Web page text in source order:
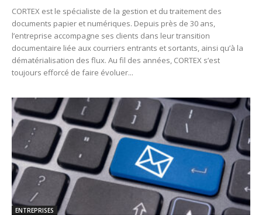
CORTEX est le spécialiste de la gestion et du traitement des
documents papier et numériques. Depuis près de 30 ans,
l’entreprise accompagne ses clients dans leur transition
documentaire liée aux courriers entrants et sortants, ainsi qu’à la
dématérialisation des flux. Au fil des années, CORTEX s’est
toujours efforcé de faire évoluer...
ENTREPRISES